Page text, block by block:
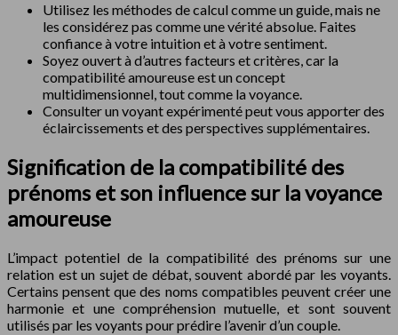
Utilisez les méthodes de calcul comme un guide, mais ne
les considérez pas comme une vérité absolue. Faites
confiance à votre intuition et à votre sentiment.
Soyez ouvert à d’autres facteurs et critères, car la
compatibilité amoureuse est un concept
multidimensionnel, tout comme la voyance.
Consulter un voyant expérimenté peut vous apporter des
éclaircissements et des perspectives supplémentaires.
Signification de la compatibilité des
prénoms et son influence sur la voyance
amoureuse
L’impact potentiel de la compatibilité des prénoms sur une
relation est un sujet de débat, souvent abordé par les voyants.
Certains pensent que des noms compatibles peuvent créer une
harmonie et une compréhension mutuelle, et sont souvent
utilisés par les voyants pour prédire l’avenir d’un couple.